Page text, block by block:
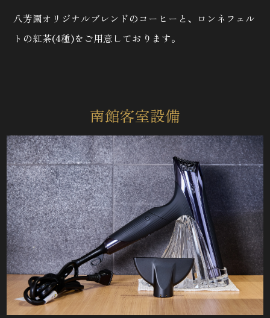
八芳園オリジナルブレンドのコーヒーと、ロンネフェル
トの紅茶(4種)をご用意しております。
南館客室設備